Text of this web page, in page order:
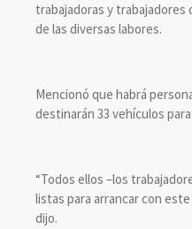
trabajadoras y
de las diversas labores.
Mencionó que habrá
destinarán 33 vehículos
“Todos ellos –los
listas para arrancar con
dijo.